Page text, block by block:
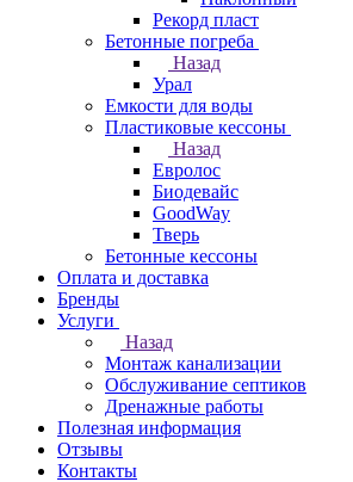
Рекорд пласт
Бетонные погреба
Назад
Урал
Емкости для воды
Пластиковые кессоны
Назад
Евролос
Биодевайс
GoodWay
Тверь
Бетонные кессоны
Оплата и доставка
Бренды
Услуги
Назад
Монтаж канализации
Обслуживание септиков
Дренажные работы
Полезная информация
Отзывы
Контакты